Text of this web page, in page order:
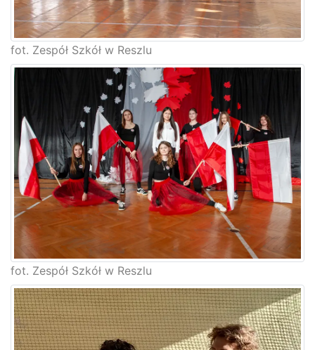
fot. Zespół Szkół w Reszlu
fot. Zespół Szkół w Reszlu